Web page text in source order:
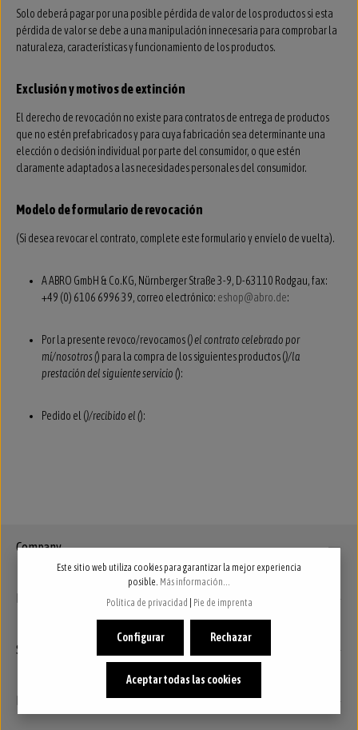
Solo deberá pagar por una posible pérdida de valor de los productos si esta
pérdida de valor se debe a una manipulación innecesaria para comprobar la
naturaleza, características y funcionamiento de los productos.
Exclusión y motivos de extinción
El derecho de revocación no existe para contratos de entrega de productos
que no estén prefabricados y para cuya fabricación sea determinante una
elección o decisión individual por parte del consumidor, o que estén
claramente adaptados a las necesidades personales del consumidor.
Modelo de formulario de revocación
(Si desea revocar el contrato, complete este formulario y envíelo de vuelta).
A ABRO GmbH & Co.KG, Nürnberger Straße 3-9, D-63110 Rodgau, fax:
+49 (0) 6106 6996 39, correo electrónico: eshop@abro.de:
Por la presente revoco/revocamos () el contrato celebrado por
mí/nosotros () para la compra de los siguientes productos ()/la
prestación del siguiente servicio ():
Pedido el ()/recibido el ():
Company
Legal
Service
Boletín
Este sitio web utiliza cookies para garantizar la mejor experiencia
posible. Más información...
Política de privacidad
Pie de imprenta
Rechazar
Configurar
Aceptar todas las cookies